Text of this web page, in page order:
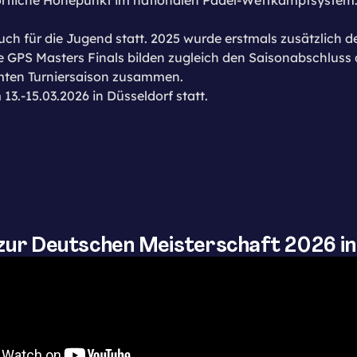
für die Jugend statt. 2025 wurde erstmals zusätzlich
Masters Finals bilden zugleich den Saisonabschluss
Turniersaison zusammen.
15.03.2026 in Düsseldorf statt.
Deutschen Meisterschaft 2026